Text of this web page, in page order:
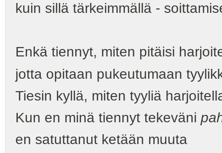
kuin sillä tärkeimmällä -
Enkä tiennyt, miten pitäisi
jotta opitaan pukeutumaan
Tiesin kyllä, miten tyyliä
Kun en minä tiennyt tekeväni
en satuttanut ketään muuta